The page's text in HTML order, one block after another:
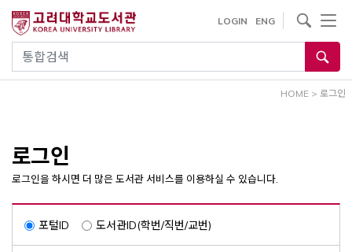
건
통합검색
LOGIN ENG
사이트내 검색
HOME > 로그인
로그인
로그인을 하시면 더 많은 도서관 서비스를 이용하실 수 있습니다.
포털ID 도서관ID(학번/직번/교번)